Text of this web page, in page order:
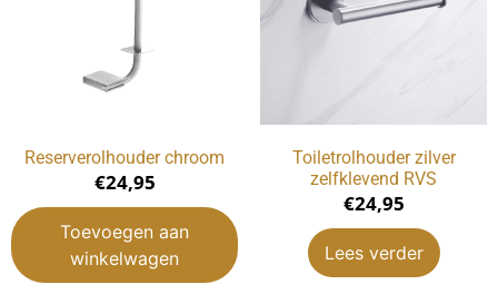
Reserverolhouder chroom
€24,95
Toevoegen aan
winkelwagen
Toiletrolhouder zilver
zelfklevend RVS
€24,95
Lees verder